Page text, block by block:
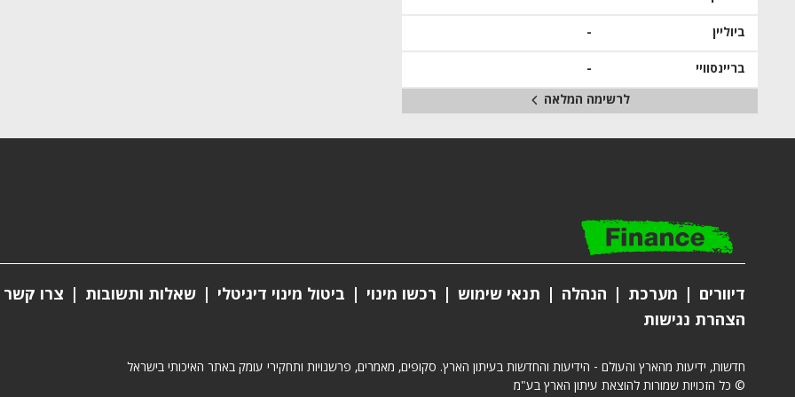
ביוליין -
בריינסוויי
-
לרשימה המלאה
דיוורים מערכת הנהלה תנאי שימוש רכשו מינוי ביטול מינוי דיגיטלי שאלות ותשובות צרו קשר
הצהרת נגישות
חדשות, ידיעות מהארץ והעולם - הידיעות והחדשות בעיתון הארץ. סקופים, מאמרים, פרשנויות ותחקירי עומק באתר האיכותי בישראל
© כל הזכויות שמורות להוצאת עיתון הארץ בע"מ